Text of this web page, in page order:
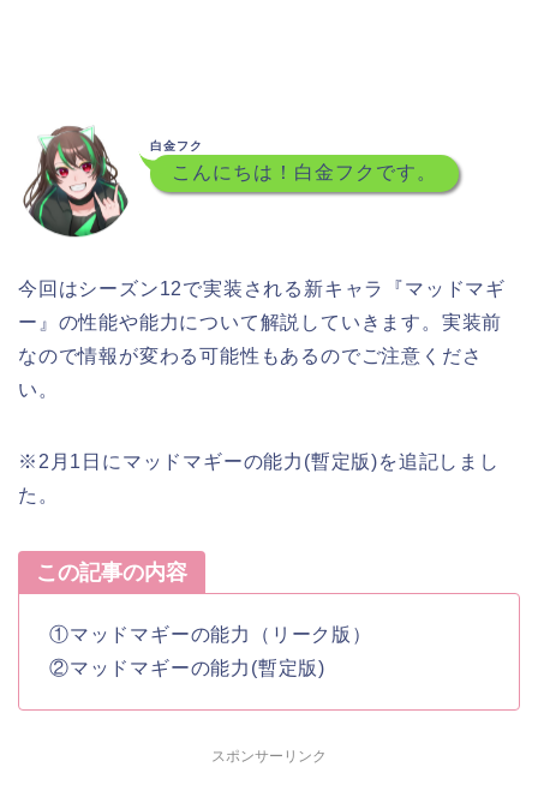
白金フク
こんにちは！白金フクです。
今回はシーズン12で実装される新キャラ『マッドマギ
ー』の性能や能力について解説していきます。実装前
なので情報が変わる可能性もあるのでご注意くださ
い。
※2月1日にマッドマギーの能力(暫定版)を追記しまし
た。
この記事の内容
①マッドマギーの能力（リーク版）
②マッドマギーの能力(暫定版)
スポンサーリンク